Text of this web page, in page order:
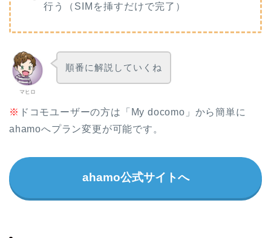
行う（SIMを挿すだけで完了）
マヒロ
順番に解説していくね
※ ドコモユーザーの方は「My docomo」から簡単に
ahamoへプラン変更が可能です。
ahamo公式サイトへ